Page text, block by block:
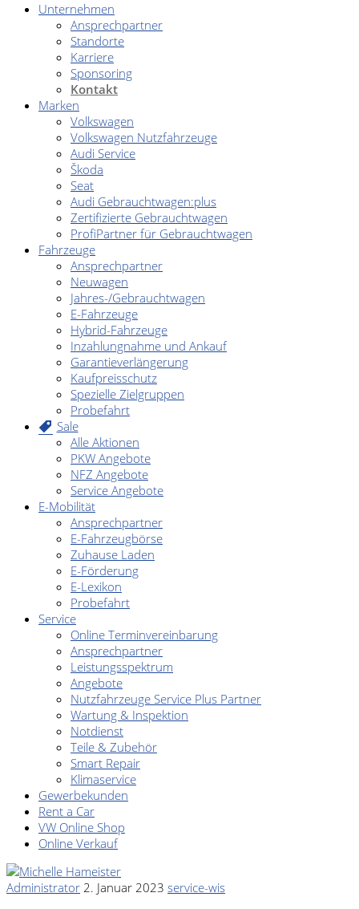
Unternehmen
Ansprechpartner
Standorte
Karriere
Sponsoring
Kontakt
Marken
Volkswagen
Volkswagen Nutzfahrzeuge
Audi Service
Škoda
Seat
Audi Gebrauchtwagen:plus
Zertifizierte Gebrauchtwagen
ProfiPartner für Gebrauchtwagen
Fahrzeuge
Ansprechpartner
Neuwagen
Jahres-/Gebrauchtwagen
E-Fahrzeuge
Hybrid-Fahrzeuge
Inzahlungnahme und Ankauf
Garantieverlängerung
Kaufpreisschutz
Spezielle Zielgruppen
Probefahrt
Sale
Alle Aktionen
PKW Angebote
NFZ Angebote
Service Angebote
E-Mobilität
Ansprechpartner
E-Fahrzeugbörse
Zuhause Laden
E-Förderung
E-Lexikon
Probefahrt
Service
Online Terminvereinbarung
Ansprechpartner
Leistungsspektrum
Angebote
Nutzfahrzeuge Service Plus Partner
Wartung & Inspektion
Notdienst
Teile & Zubehör
Smart Repair
Klimaservice
Gewerbekunden
Rent a Car
VW Online Shop
Online Verkauf
Administrator 2. Januar 2023 service-wis